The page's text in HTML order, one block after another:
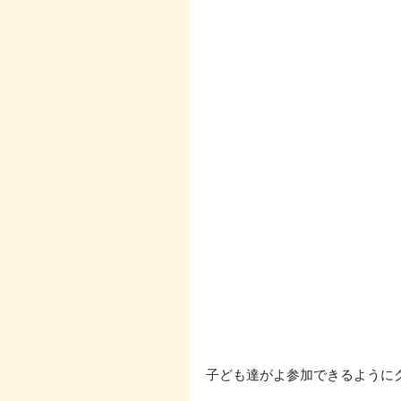
子ども達がよ参加できるように